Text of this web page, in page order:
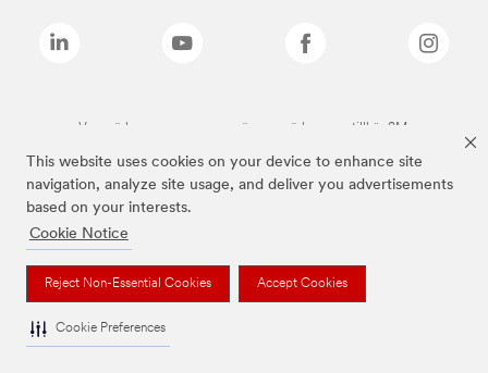
This website uses cookies on your device to enhance site
navigation, analyze site usage, and deliver you advertisements
based on your interests.
Cookie Notice
Reject Non-Essential Cookies Accept Cookies
Cookie Preferences
Varumärken som anges ovan är varumärken som tillhör 3M.